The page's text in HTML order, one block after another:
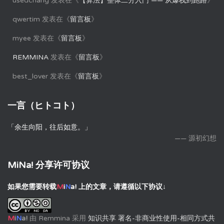
qwertim 发表在《留言板》
myee 发表在《留言板》
REMMINA 发表在《留言板》
best_lover 发表在《留言板》
一言（ヒトコト）
「余生向阳，往后如意。」
—— 源初幻想
MiNa! 分享许可协议
如果您需要转载MiNa! 上的文章，请遵循以下协议↓
MiNa! 由 Remmina 采用 知识共享 署名-非商业性使用-相同方式共